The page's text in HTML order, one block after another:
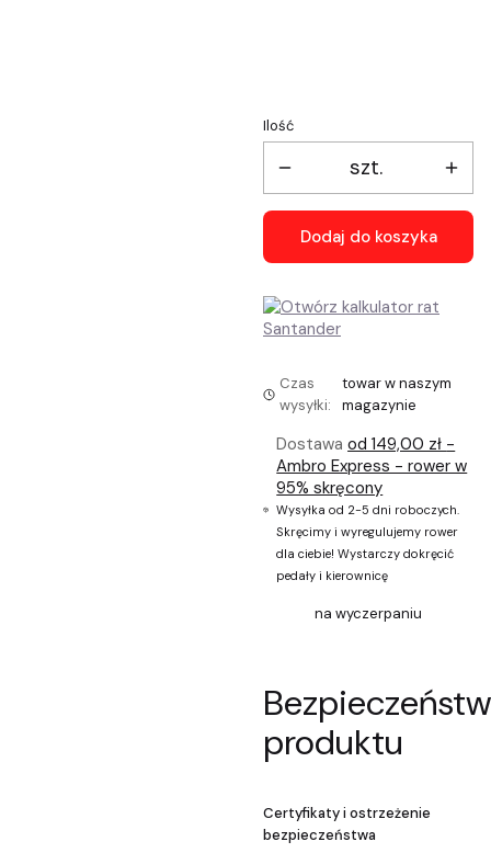
Ilość
szt.
Dodaj do koszyka
Czas
wysyłki:
towar w naszym
magazynie
Dostawaod 149,00 zł -
Ambro Express - rower w
95% skręcony
Wysyłka od 2-5 dni roboczych.
Skręcimy i wyregulujemy rower
dla ciebie! Wystarczy dokręcić
pedały i kierownicę
na wyczerpaniu
produktu
Certyfikaty i ostrzeżenie
bezpieczeństwa